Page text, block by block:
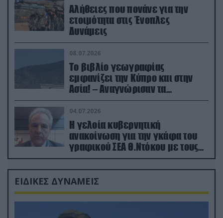
Αλήθειες που πονάνε για την
ετοιμότητα στις Ένοπλες
Δυνάμεις
08.07.2026
Το βιβλίο γεωγραφίας
εμφανίζει την Κύπρο και στην
Ασία! – Αναγνώρισαν τα
κατεχόμενα; (φωτο)
04.07.2026
Η γελοία κυβερνητική
ανακοίνωση για την γκάφα του
γραφικού ΣΕΑ Θ.Ντόκου με τους
Ρώσους φαρσέρ
ΕΙΔΙΚΕΣ ΔΥΝΑΜΕΙΣ